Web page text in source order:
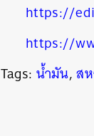
https://
https://
Tags: น้ำมัน,ส